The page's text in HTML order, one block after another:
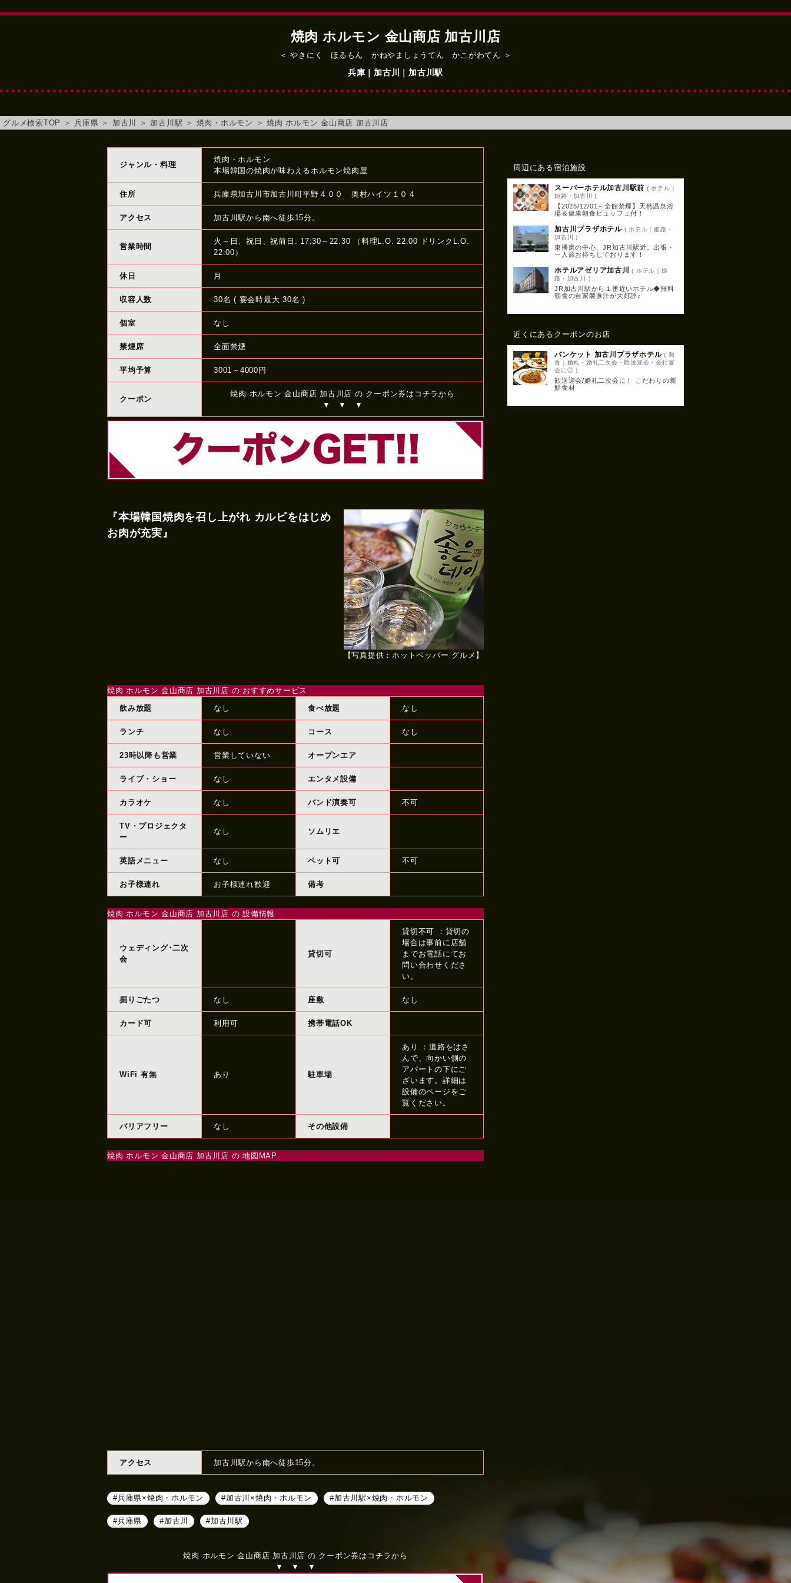
焼肉 ホルモン 金山商店 加古川店
＜ やきにく ほるもん かねやましょうてん かこがわてん ＞
兵庫｜加古川｜加古川駅
グルメ検索TOP ＞兵庫県 ＞ 加古川 ＞ 加古川駅 ＞ 焼肉・ホルモン ＞ 焼肉 ホルモン 金山商店 加古川店
ジャンル・料理
焼肉・ホルモン
本場韓国の焼肉が味わえるホルモン焼肉屋
住所 兵庫県加古川市加古川町平野４００ 奥村ハイツ１０４
アクセス 加古川駅から南へ徒歩15分。
営業時間
火～日、祝日、祝前日: 17:30～22:30 （料理L.O. 22:00 ドリンクL.O.
22:00）
休日 月
収容人数 30名 ( 宴会時最大 30名 )
個室 なし
禁煙席 全面禁煙
平均予算 3001～4000円
クーポン
焼肉 ホルモン 金山商店 加古川店 の クーポン券はコチラから
▼ ▼ ▼
【写真提供：ホットペッパー グルメ】
『本場韓国焼肉を召し上がれ カルビをはじめ
お肉が充実』
焼肉 ホルモン 金山商店 加古川店 の おすすめサービス
飲み放題
なし 食べ放題 なし
ランチ なし コース なし
23時以降も営業 営業していない オープンエア
ライブ・ショー なし エンタメ設備
カラオケ なし バンド演奏可 不可
TV・プロジェクタ
ー
なし ソムリエ
英語メニュー なし ペット可 不可
お子様連れ お子様連れ歓迎 備考
焼肉 ホルモン 金山商店 加古川店 の 設備情報
ウェディング･二次
会
貸切可
貸切不可 ：貸切の
場合は事前に店舗
までお電話にてお
問い合わせくださ
い。
掘りごたつ なし 座敷 なし
カード可 利用可 携帯電話OK
WiFi 有無 あり 駐車場
あり ：道路をはさ
んで、向かい側の
アパートの下にご
ざいます。詳細は
設備のページをご
覧ください。
バリアフリー なし その他設備
焼肉 ホルモン 金山商店 加古川店 の 地図MAP
アクセス 加古川駅から南へ徒歩15分。
#兵庫県×焼肉・ホルモン #加古川×焼肉・ホルモン #加古川駅×焼肉・ホルモン
#兵庫県 #加古川 #加古川駅
焼肉 ホルモン 金山商店 加古川店 の クーポン券はコチラから
▼ ▼ ▼
周辺にある宿泊施設
スーパーホテル加古川駅前 ( ホテル｜
姫路・加古川 )
【2025/12/01～全館禁煙】天然温泉浴
場＆健康朝食ビュッフェ付！
加古川プラザホテル( ホテル｜姫路・
加古川 )
東播磨の中心、JR加古川駅近。出張・
一人旅お待ちしております！
ホテルアゼリア加古川
( ホテル｜姫
路・加古川 )
JR加古川駅から１番近いホテル◆無料
朝食の自家製豚汁が大好評♪
近くにあるクーポンのお店
バンケット 加古川プラザホテル( 和
食｜婚礼・婚礼二次会・歓送迎会・会社宴
会に◎ )
歓送迎会/婚礼二次会に！ こだわりの新
鮮食材